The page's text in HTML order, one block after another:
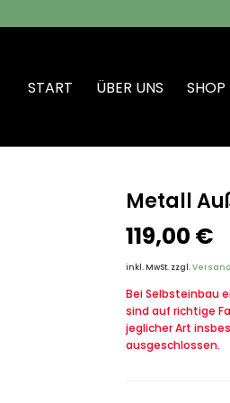
START ÜBER UNS SHOP
Metall
119,00 €
inkl. MwSt. zzgl.
Bei Selbsteinbau
sind auf richtige
jeglicher Art
ausgeschlossen.